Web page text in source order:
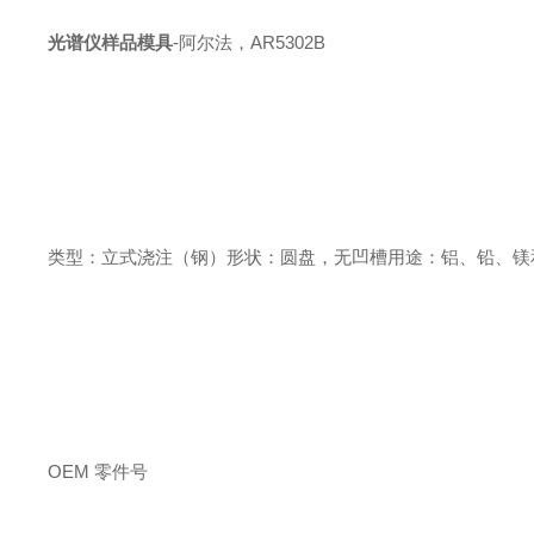
光谱仪样品模具-阿尔法， AR5302B
类型：立式浇注（钢） 形状：圆盘，无凹槽用途：铝、铅、
OEM 零件号